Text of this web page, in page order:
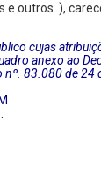
outros..),
cujas
anexo ao
83.080 de 24